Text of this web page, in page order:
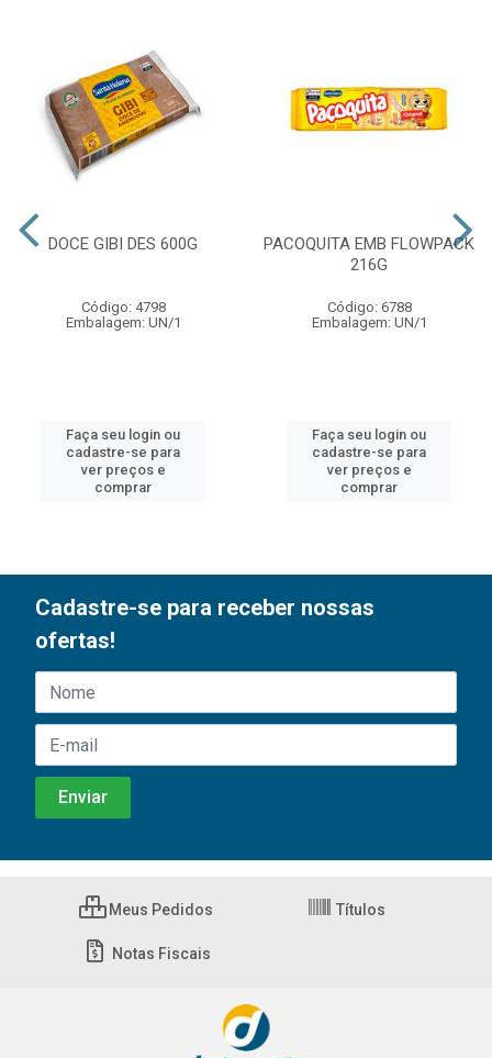
DOCE GIBI DES 600G
Código: 4798
Embalagem: UN/1
Faça seu login ou
cadastre-se para
ver preços e
comprar
PACOQUITA EMB FLOWPACK
216G
Código: 6788
Embalagem: UN/1
Faça seu login ou
cadastre-se para
ver preços e
comprar
Cadastre-se para receber nossas
ofertas!
Meus Pedidos Títulos
Notas Fiscais